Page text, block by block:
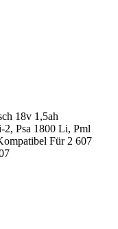
18v 1,5ah
Psa 1800 Li, Pml
Für 2 607